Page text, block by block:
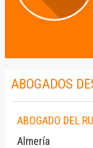
ABOGADOS
ABOGADO DEL
Almería